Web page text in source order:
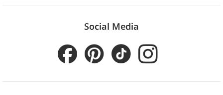
Social Media